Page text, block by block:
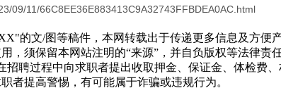
09/11/66C8EE36E883413C9A32743FFBDEA0AC.html
的文/图等稿件，本网转载出于传递更多信息及方
，须保留本网站注明的“来源”，并自负版权等法律责
招聘过程中向求职者提出收取押金、保证金、体检费
者提高警惕，有可能属于诈骗或违规行为。